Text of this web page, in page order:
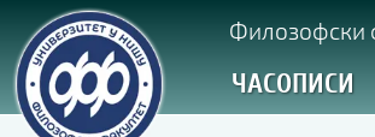
Филозофски
ЧАСОПИСИ